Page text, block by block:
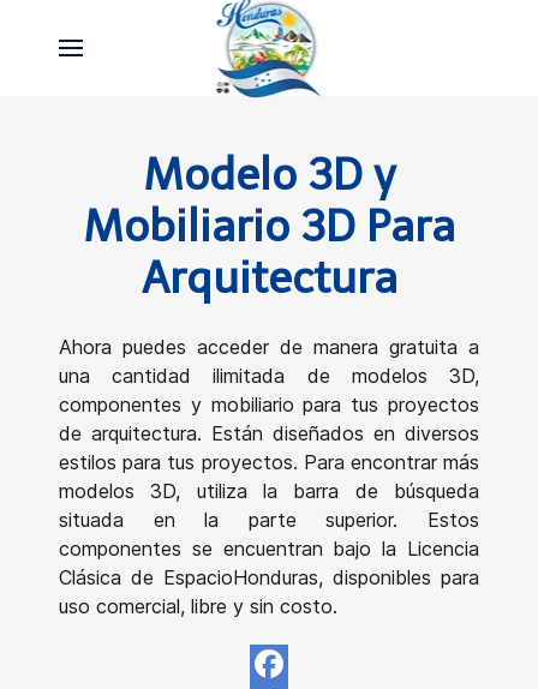
Modelo 3D y
Mobiliario 3D Para
Arquitectura
Ahora puedes acceder de manera gratuita a
una cantidad ilimitada de modelos 3D,
componentes y mobiliario para tus proyectos
de arquitectura. Están diseñados en diversos
estilos para tus proyectos. Para encontrar más
modelos 3D, utiliza la barra de búsqueda
situada en la parte superior. Estos
componentes se encuentran bajo la Licencia
Clásica de EspacioHonduras, disponibles para
uso comercial, libre y sin costo.